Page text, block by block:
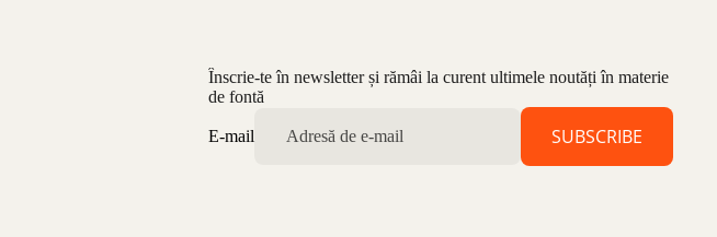
Înscrie-te în newsletter și rămâi la curent ultimele noutăți în materie
de fontă
E-mail SUBSCRIBE